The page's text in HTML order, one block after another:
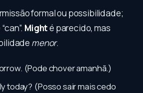
formal ou possibilidade;
Mighté parecido, mas
menor.
(Pode chover amanhã.)
today? (Posso sair mais cedo